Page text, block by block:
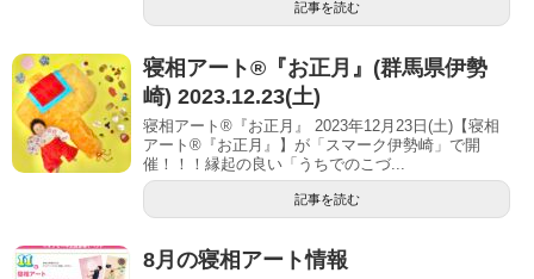
記事を読む
寝相アート®︎『お正月』(群馬県伊勢
崎) 2023.12.23(土)
寝相アート®『お正月』 2023年12月23日(土)【寝相
アート®︎『お正月』】が「スマーク伊勢崎」で開
催！！！縁起の良い「うちでのこづ...
記事を読む
8月の寝相アート情報